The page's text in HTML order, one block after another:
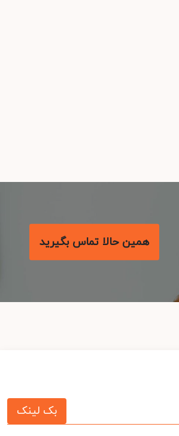
همین حالا تماس بگیرید
بک لینک